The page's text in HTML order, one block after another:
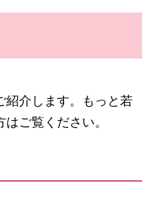
紹介します。もっと若
ご覧ください。